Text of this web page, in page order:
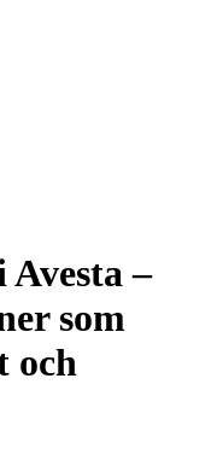
–
som
och